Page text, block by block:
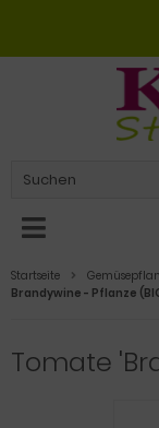
Startseite
Brandywine - Pflanze
Tomate